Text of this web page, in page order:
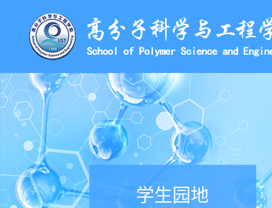
学生园地